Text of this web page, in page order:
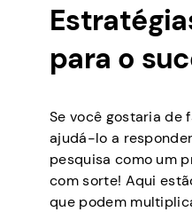
para o
Se você gostaria de
ajudá-lo a
pesquisa como um
com sorte! Aqui
que podem